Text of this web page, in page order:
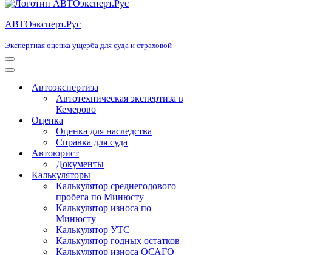
АВТОэксперт.Рус
Экспертная оценка ущерба для суда и страховой
Меню
навигации
Меню
навигацииАвтоэкспертиза
Автотехническая экспертиза в
Кемерово
Оценка
Оценка для наследства
Справка для суда
Автоюрист
Документы
Калькуляторы
Калькулятор среднегодового
пробега по Минюсту
Калькулятор износа по
Минюсту
Калькулятор УТС
Калькулятор годных остатков
Калькулятор износа ОСАГО